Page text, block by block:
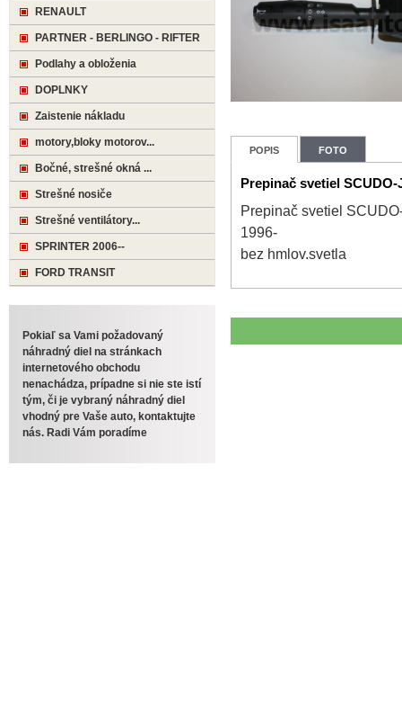
POPIS FOTO
Prepinač svetiel SCUDO-
Prepinač svetiel
1996-
bez hmlov.svetla
RENAULT
PARTNER - BERLINGO - RIFTER
Podlahy a obloženia
DOPLNKY
Zaistenie nákladu
motory,bloky motorov...
Bočné, strešné okná ...
Strešné nosiče
Strešné ventilátory...
SPRINTER 2006--
FORD TRANSIT
Pokiaľ sa Vami požadovaný
náhradný diel na stránkach
internetového obchodu
nenachádza, prípadne si nie ste istí
tým, či je vybraný náhradný diel
vhodný pre Vaše auto, kontaktujte
nás. Radi Vám poradíme